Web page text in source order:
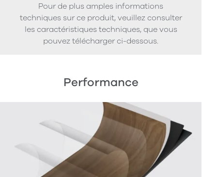
Pour de plus amples informations
techniques sur ce produit, veuillez consulter
les caractéristiques techniques, que vous
pouvez télécharger ci-dessous.
Performance